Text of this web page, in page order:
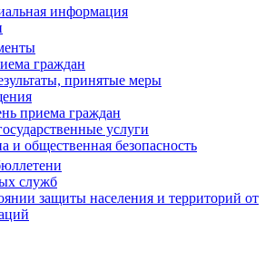
информация
граждан
принятые меры
приема граждан
услуги
и общественная безопасность
служб
защиты населения и территорий от